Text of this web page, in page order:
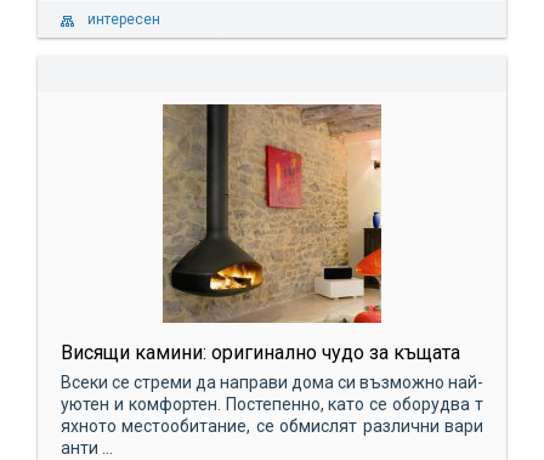
интересен
Висящи камини: оригинално чудо за къщата
Всеки се стреми да направи дома си възможно най-
уютен и комфортен. Постепенно, като се оборудва т
яхното местообитание, се обмислят различни вари
анти ...